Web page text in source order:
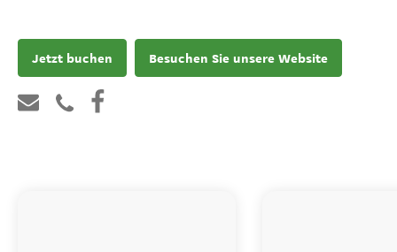
Jetzt buchen Besuchen Sie unsere Website